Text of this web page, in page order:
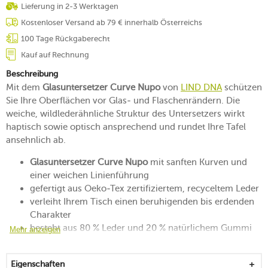
Lieferung in 2-3 Werktagen
Kostenloser Versand ab 79 € innerhalb Österreichs
100 Tage Rückgaberecht
Kauf auf Rechnung
Beschreibung
Mit dem Glasuntersetzer Curve Nupovon LIND DNAschützen
Sie Ihre Oberflächen vor Glas- und Flaschenrändern. Die
weiche, wildlederähnliche Struktur des Untersetzers wirkt
haptisch sowie optisch ansprechend und rundet Ihre Tafel
ansehnlich ab.
Glasuntersetzer Curve Nupomit sanften Kurven und
einer weichen Linienführung
gefertigt aus Oeko-Tex zertifiziertem, recyceltem Leder
verleiht Ihrem Tisch einen beruhigenden bis erdenden
Charakter
besteht aus 80 % Leder und 20 % natürlichem Gummi
Mehr anzeigen
Eigenschaften